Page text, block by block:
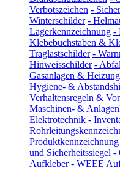
Verbotszeichen -
Winterschilder -
Lagerkennzeichnung -
Klebebuchstaben &
Traglastschilder -
Hinweisschilder -
Gasanlagen &
Hygiene- &
Verhaltensregeln &
Maschinen- &
Elektrotechnik -
Produktkennzeichnung
und Sicherheitssiegel -
Aufkleber - WEEE